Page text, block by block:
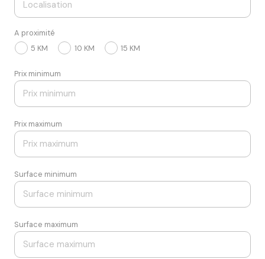
A proximité
5 KM
10 KM 15 KM
Prix minimum
Prix maximum
Surface minimum
Surface maximum